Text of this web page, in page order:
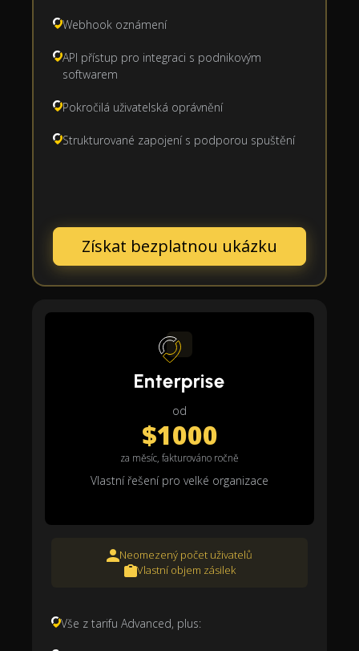
Webhook oznámení
API přístup pro integraci s podnikovým
softwarem
Pokročilá uživatelská oprávnění
Strukturované zapojení s podporou spuštění
Získat bezplatnou ukázku
Enterprise
od
$1000
za měsíc, fakturováno ročně
Vlastní řešení pro velké organizace
Neomezený počet uživatelů
Vlastní objem zásilek
Vše z tarifu Advanced, plus: